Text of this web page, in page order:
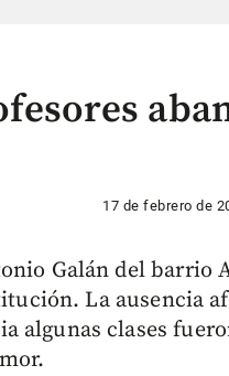
17 de febrero de
Galán del
La ausencia
algunas clases